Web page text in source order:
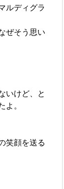
ルディグラ
ぜそう思い
いけど、と
よ。
笑顔を送る